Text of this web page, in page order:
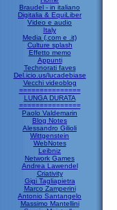
Braudel - in italiano
Digitalia & EquiLiber
Video e audio
Italy
Media (.com e .it)
Culture splash
Effetto memo
Appunti
Technorati faves
Del.icio.us/lucadebiase
Vecchi videoblog
===============
LUNGA DURATA
===============
Paolo Valdemarin
Blog Notes
Alessandro Gilioli
Wittgenstein
WebNotes
Leibniz
Network Games
Andrea Lawendel
Criativity
Gigi Tagliapietra
Marco Zamperini
Antonio Santangelo
Massimo Mantellini